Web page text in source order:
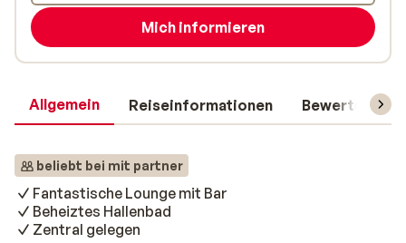
Allgemein Reiseinformationen Bewertungen
beliebt bei mit partner
Fantastische Lounge mit Bar
Beheiztes Hallenbad
Zentral gelegen
Mich informieren